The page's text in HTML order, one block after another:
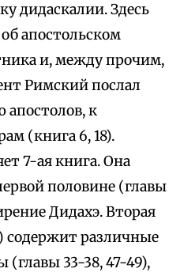
дидаскалии. Здесь
апостольском
и, между прочим,
Римский послал
апостолов, к
(книга 6, 18).
7-ая книга. Она
половине (главы
Дидахэ. Вторая
содержит различные
33-38, 47-49),